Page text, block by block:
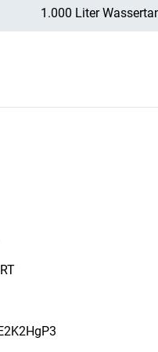
1.000 Liter